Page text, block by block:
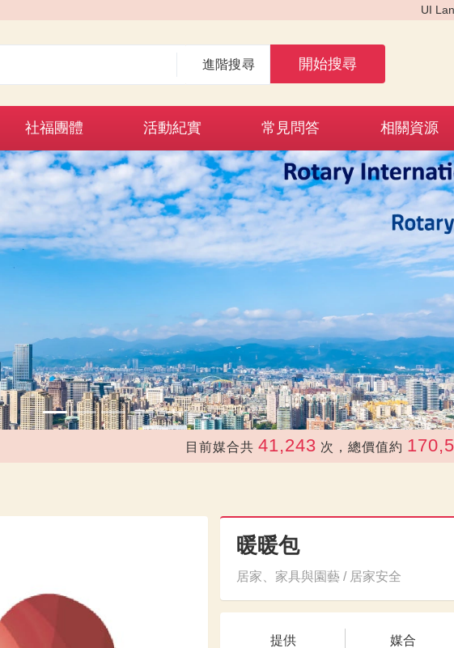
UI
進階搜尋 開始搜尋
社福團體 活動紀實 常見問答 相關資源
目前媒合共 41,243 次，總價值約
暖暖包
居家、家具與園藝 / 居家安全
提供 媒合